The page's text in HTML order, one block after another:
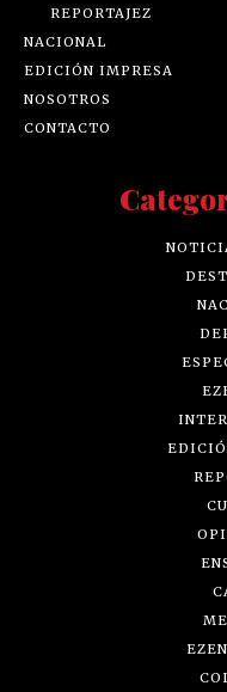
REPORTAJEZ
NACIONAL
EDICIÓN IMPRESA
NOSOTROS
CONTACTO